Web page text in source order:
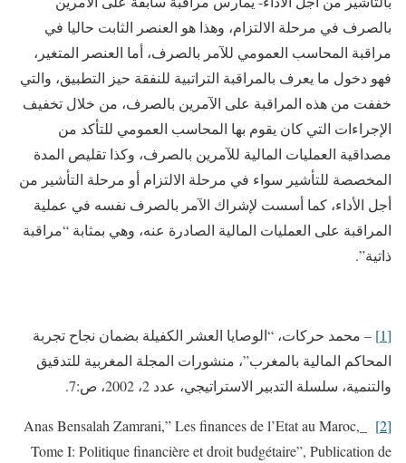
بالصرف في مرحلة الالتزام، وهذا هو العنصر الثابت حاليا في
مراقبة المحاسب العمومي للآمر بالصرف، أما العنصر المتغير،
فهو دخول ما يعرف بالمراقبة التراتبية للنفقة حيز التطبيق، والتي
خففت من هذه المراقبة على الآمرين بالصرف، من خلال تخفيف
الإجراءات التي كان يقوم بها المحاسب العمومي للتأكد من
مصداقية العمليات المالية للآمرين بالصرف، وكذا تقليص المدة
المخصصة للتأشير سواء في مرحلة الالتزام أو مرحلة التأشير من
أجل الأداء، كما أسست لإشراك الآمر بالصرف نفسه في عملية
المراقبة على العمليات المالية الصادرة عنه، وهي بمثابة “مراقبة
ذاتية”.
[1]
– محمد حركات، “الوصايا العشر الكفيلة بضمان نجاح تجربة
المحاكم المالية بالمغرب”، منشورات المجلة المغربية للتدقيق
والتنمية، سلسلة التدبير الاستراتيجي، عدد 2، 2002، ص:7.
[2]
_Anas Bensalah Zamrani,” Les finances de l’Etat au Maroc,
Tome I: Politique financière et droit budgétaire”, Publication de